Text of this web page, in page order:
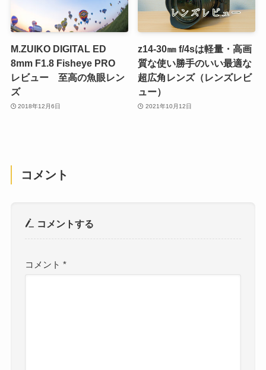
M.ZUIKO DIGITAL ED
8mm F1.8 Fisheye PRO
レビュー 至高の魚眼レン
ズ
2018年12月6日
z14-30㎜ f/4sは軽量・高画
質な使い勝手のいい最適な
超広角レンズ（レンズレビ
ュー）
2021年10月12日
コメント
コメントする
コメント*